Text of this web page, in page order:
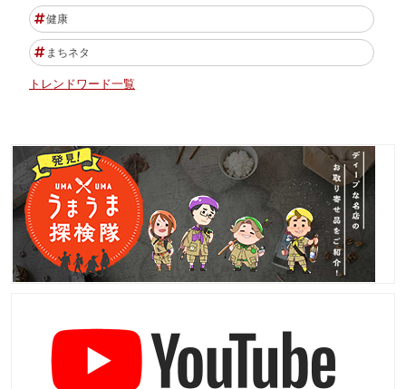
健康
まちネタ
トレンドワード一覧